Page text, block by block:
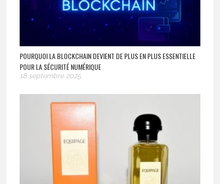
POURQUOI LA BLOCKCHAIN DEVIENT DE PLUS EN PLUS ESSENTIELLE
POUR LA SÉCURITÉ NUMÉRIQUE
18 septembre 2025